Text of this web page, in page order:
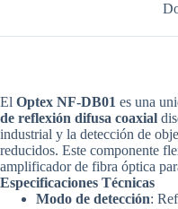
El Optex NF-DB01 es una
de reflexión difusa coaxial
industrial y la detección de
reducidos. Este componente
amplificador de fibra óptica
Especificaciones Técnicas
Modo de detección: